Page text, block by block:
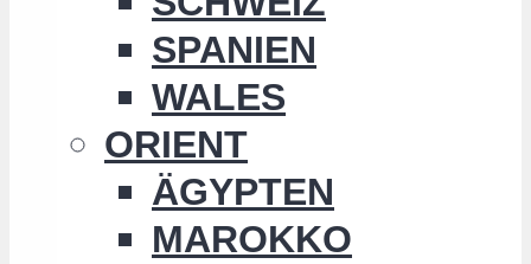
SPANIEN
WALES
ORIENT
ÄGYPTEN
MAROKKO